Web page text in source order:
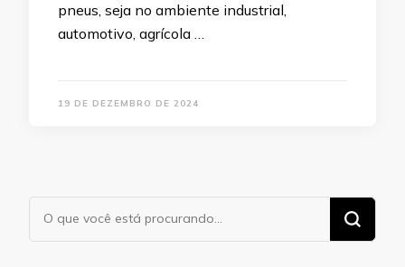
pneus, seja no ambiente industrial,
automotivo, agrícola …
19 DE DEZEMBRO DE 2024
Procurando
algo?